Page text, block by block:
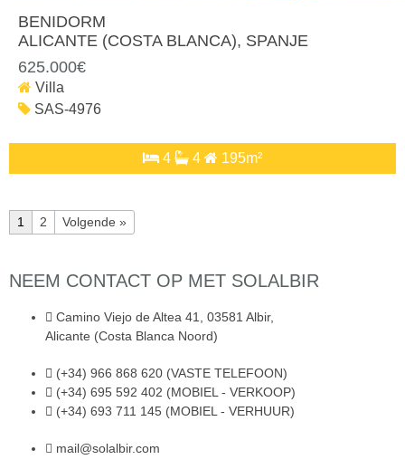
BENIDORM
ALICANTE (COSTA BLANCA), SPANJE
625.000€
Villa
SAS-4976
4 4 195m²
1 2 Volgende »
NEEM CONTACT OP MET SOLALBIR
Camino Viejo de Altea 41, 03581 Albir,
Alicante (Costa Blanca Noord)
(+34) 966 868 620 (VASTE TELEFOON)
(+34) 695 592 402 (MOBIEL - VERKOOP)
(+34) 693 711 145 (MOBIEL - VERHUUR)
mail@solalbir.com